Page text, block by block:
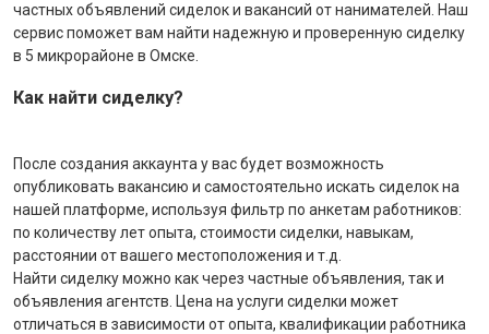
частных объявлений сиделок и вакансий от нанимателей. Наш
сервис поможет вам найти надежную и проверенную сиделку
в 5 микрорайоне в Омске.
Как найти сиделку?
После создания аккаунта у вас будет возможность
опубликовать вакансию и самостоятельно искать сиделок на
нашей платформе, используя фильтр по анкетам работников:
по количеству лет опыта, стоимости сиделки, навыкам,
расстоянии от вашего местоположения и т.д.
Найти сиделку можно как через частные объявления, так и
объявления агентств. Цена на услуги сиделки может
отличаться в зависимости от опыта, квалификации работника